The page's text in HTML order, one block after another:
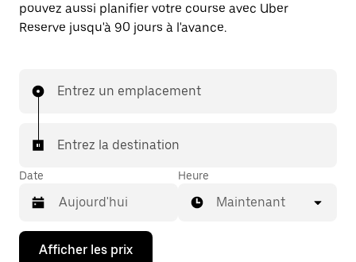
pouvez aussi planifier votre course avec Uber
Reserve jusqu'à 90 jours à l'avance.
Entrez un emplacement
Entrez la destination
Date
Appuyez
Heure
Maintenant
Afficher les prix